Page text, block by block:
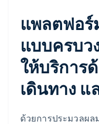
แพลตฟอร์
แบบครบว
ให้บริการ
เดินทาง
ด้วยการประมวลผล